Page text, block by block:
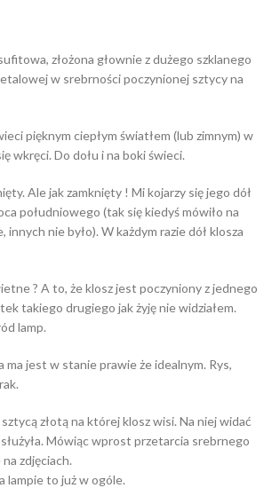
złożona głownie z dużego szklanego
w srebrności poczynionej sztycy na
pięknym ciepłym światłem (lub zimnym) w
wkręci. Do dołu i na boki świeci.
Ale jak zamknięty ! Mi kojarzy się jego dół
południowego (tak się kiedyś mówiło na
innych nie było). W każdym razie dół klosza
? A to, że klosz jest poczyniony z jednego
takiego drugiego jak żyję nie widziałem.
lamp.
ma jest w stanie prawie że idealnym. Rys,
złotą na której klosz wisi. Na niej widać
Mówiąc wprost przetarcia srebrnego
zdjęciach.
lampie to już w ogóle.